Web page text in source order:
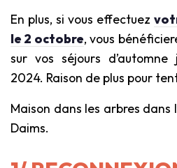
En plus, si vous effectuez
le 2 octobre, vous
sur vos séjours d’automne
2024. Raison de plus pour
Maison dans les arbres dans
Daims.